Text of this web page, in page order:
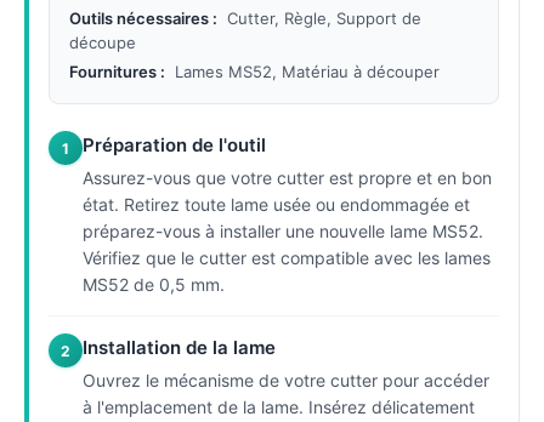
Outils nécessaires : Cutter, Règle, Support de
découpe
Fournitures :
Lames MS52, Matériau à découper
1 Préparation de l'outil
Assurez-vous que votre cutter est propre et en bon
état. Retirez toute lame usée ou endommagée et
préparez-vous à installer une nouvelle lame MS52.
Vérifiez que le cutter est compatible avec les lames
MS52 de 0,5 mm.
2 Installation de la lame
Ouvrez le mécanisme de votre cutter pour accéder
à l'emplacement de la lame. Insérez délicatement